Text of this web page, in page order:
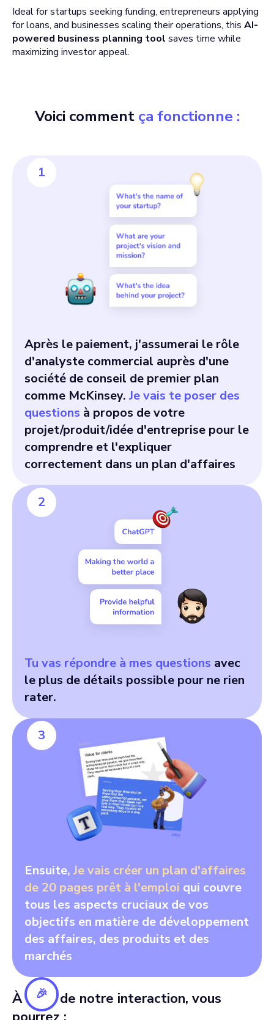
Ideal for startups seeking funding, entrepreneurs applying
for loans, and businesses scaling their operations, this AI-
powered business planning tool saves time while
maximizing investor appeal.
Voici comment ça fonctionne :
Après le paiement, j'assumerai le rôle
d'analyste commercial auprès d'une
société de conseil de premier plan
comme McKinsey. Je vais te poser des
questions à propos de votre
projet/produit/idée d'entreprise pour le
comprendre et l'expliquer
correctement dans un plan d'affaires
1
Tu vas répondre à mes questions avec
le plus de détails possible pour ne rien
rater.
2
Ensuite, Je vais créer un plan d'affaires
de 20 pages prêt à l'emploi qui couvre
tous les aspects cruciaux de vos
objectifs en matière de développement
des affaires, des produits et des
marchés
3
À la fin de notre interaction, vous
🎉